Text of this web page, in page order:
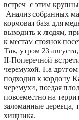
встреч с этим
Анализ собранных
кормовая база для
выходить к людям,
к местам стоянок
Так, утром 23
II-Поперечной
черемухой. На другом
подходил к кордону
черемухи, поедая
повсеместно на
заломанные деревца,
хищника.